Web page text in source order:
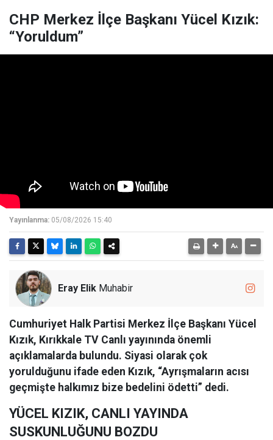
CHP Merkez İlçe Başkanı Yücel Kızık:
“Yoruldum”
Yayınlanma: 05/08/2026 15:40
Eray Elik Muhabir
Cumhuriyet Halk Partisi Merkez İlçe Başkanı Yücel
Kızık, Kırıkkale TV Canlı yayınında önemli
açıklamalarda bulundu. Siyasi olarak çok
yorulduğunu ifade eden Kızık, “Ayrışmaların acısı
geçmişte halkımız bize bedelini ödetti” dedi.
YÜCEL KIZIK, CANLI YAYINDA
SUSKUNLUĞUNU BOZDU